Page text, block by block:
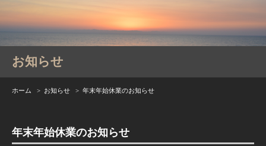
お知らせ
ホーム > お知らせ > 年末年始休業のお知らせ
年末年始休業のお知らせ